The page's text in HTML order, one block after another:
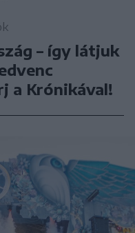
– így látjuk
a Krónikával!